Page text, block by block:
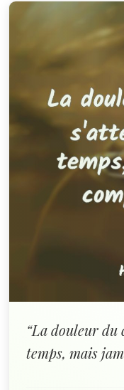
“La douleur du
temps, mais